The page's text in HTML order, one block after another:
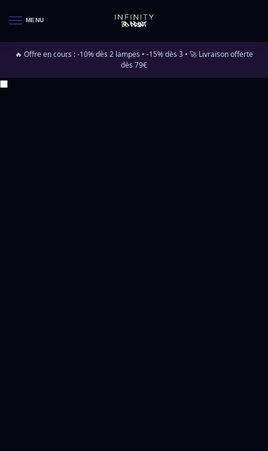
MENU
🔥 Offre en cours : -10% dès 2 lampes • -15% dès 3 • 🚀 Livraison offerte
dès 79€